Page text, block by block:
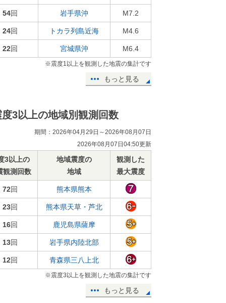
54回 岩手県沖 M7.2
24回 トカラ列島近海 M4.6
22回 宮城県沖 M6.4
※震度1以上を観測した地震の集計です
もっと見る
度3以上の地域別観測回数
期間：2026年04月29日～2026年08月07日
2026年08月07日04:50更新
3以上の
観測回数
地域震度の
地域
観測した
最大震度
72回 熊本県熊本
23回 熊本県天草・芦北
16回 鹿児島県薩摩
13回 岩手県内陸北部
12回 青森県三八上北
※震度3以上を観測した地震の集計です
もっと見る